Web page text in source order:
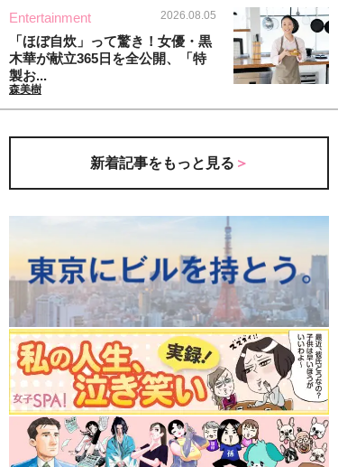
Entertainment 2026.08.05
「ほぼ自炊」って驚き！女優・黒
木華が献立365日を全公開、「特
製お...
森美樹
新着記事をもっと見る